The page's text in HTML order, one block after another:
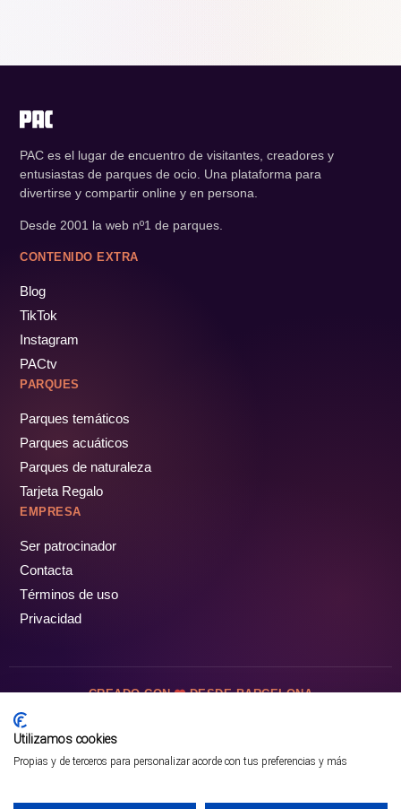
PAC es el lugar de encuentro de visitantes, creadores y
entusiastas de parques de ocio. Una plataforma para
divertirse y compartir online y en persona.
Desde 2001 la web nº1 de parques.
CONTENIDO EXTRA
Blog
TikTok
Instagram
PACtv
PARQUES
Parques temáticos
Parques acuáticos
Parques de naturaleza
Tarjeta Regalo
EMPRESA
Ser patrocinador
Contacta
Términos de uso
Privacidad
CREADO CON DESDE BARCELONA
Utilizamos cookies
Propias y de terceros para personalizar acorde con tus preferencias y más